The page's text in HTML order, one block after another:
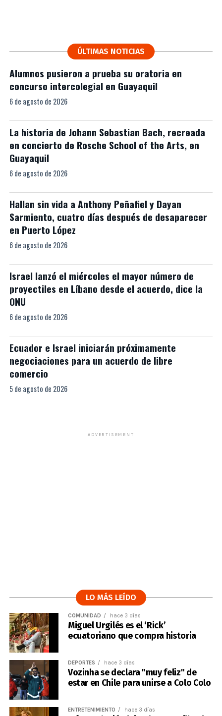
ÚLTIMAS NOTICIAS
Alumnos pusieron a prueba su oratoria en
concurso intercolegial en Guayaquil
6 de agosto de 2026
La historia de Johann Sebastian Bach, recreada
en concierto de Rosche School of the Arts, en
Guayaquil
6 de agosto de 2026
Hallan sin vida a Anthony Peñafiel y Dayan
Sarmiento, cuatro días después de desaparecer
en Puerto López
6 de agosto de 2026
Israel lanzó el miércoles el mayor número de
proyectiles en Líbano desde el acuerdo, dice la
ONU
6 de agosto de 2026
Ecuador e Israel iniciarán próximamente
negociaciones para un acuerdo de libre
comercio
5 de agosto de 2026
ADVERTISEMENT
LO MÁS LEÍDO
COMUNIDAD hace 3 días
Miguel Urgilés es el ‘Rick’
ecuatoriano que compra historia
DEPORTES hace 3 días
Vozinha se declara "muy feliz" de
estar en Chile para unirse a Colo Colo
ENTRETENIMIENTO hace 3 días